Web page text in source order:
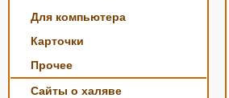
Для компьютера
Карточки
Прочее
Сайты о халяве